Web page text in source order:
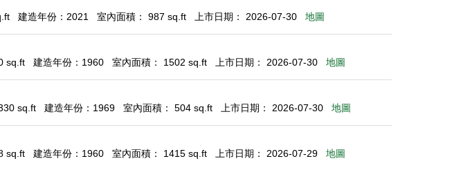
建造年份：2021 室內面積： 987 sq.ft 上市日期： 2026-07-30 地圖
sq.ft
建造年份：1960 室內面積： 1502 sq.ft 上市日期： 2026-07-30 地圖
sq.ft
建造年份：1969 室內面積： 504 sq.ft 上市日期： 2026-07-30 地圖
sq.ft
建造年份：1960 室內面積： 1415 sq.ft 上市日期： 2026-07-29 地圖